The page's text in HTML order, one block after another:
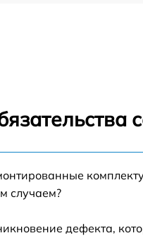
случаем?
дефекта,